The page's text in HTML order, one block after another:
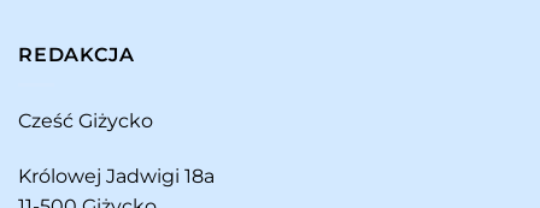
REDAKCJA
Cześć Giżycko
Królowej Jadwigi 18a